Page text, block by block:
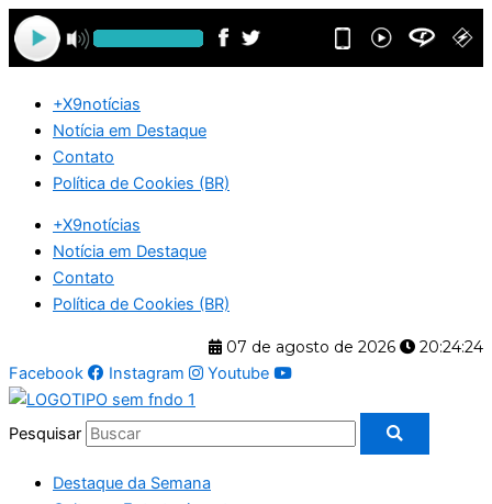
Ir
para
o
+X9notícias
Notícia em Destaque
Contato
Política de Cookies (BR)
+X9notícias
Notícia em Destaque
Contato
Política de Cookies (BR)
07 de agosto de 2026
20:24:25
Facebook
Instagram Youtube
Pesquisar
Destaque da Semana